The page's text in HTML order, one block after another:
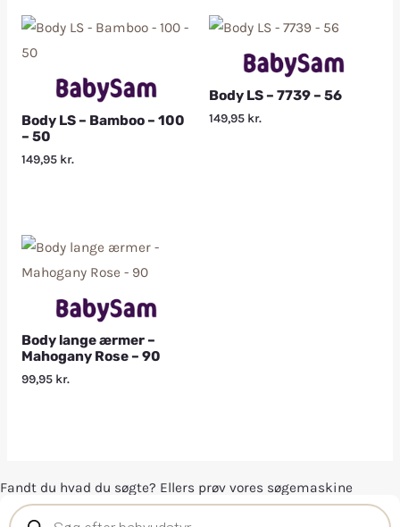
Body LS – Bamboo – 100
– 50
149,95 kr.
Body LS – 7739 – 56
149,95 kr.
Body lange ærmer –
Mahogany Rose – 90
99,95 kr.
Fandt du hvad du søgte? Ellers prøv vores søgemaskine